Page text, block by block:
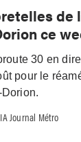
de
ce
30 en
pour le
Journal Métro